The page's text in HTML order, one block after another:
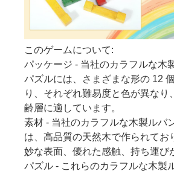
このゲームについて:
パッケージ - 当社のカラフルな木
パズルには、さまざまな形の 12
り、それぞれ難易度と色が異なり
齢層に適しています。
素材 - 当社のカラフルな木製ルバ
は、高品質の天然木で作られてお
妙な表面、優れた感触、持ち運び
パズル - これらのカラフルな木製